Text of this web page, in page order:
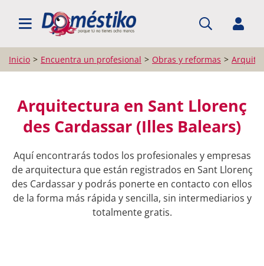
BUSCAR PROFESIONALES
Inicio Encuentra un profesional Obras y reformas
Arquitectura en Sant Llorenç
des Cardassar (Illes Balears)
Aquí encontrarás todos los profesionales y empresas
de arquitectura que están registrados en Sant Llorenç
des Cardassar y podrás ponerte en contacto con ellos
de la forma más rápida y sencilla, sin intermediarios y
totalmente gratis.